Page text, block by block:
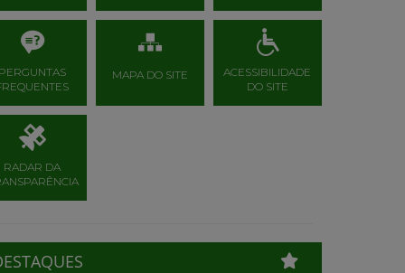
MAPA DO SITE
ACESSIBILIDADE
DO SITE
RADAR DA